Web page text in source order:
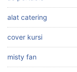
alat catering
cover kursi
misty fan